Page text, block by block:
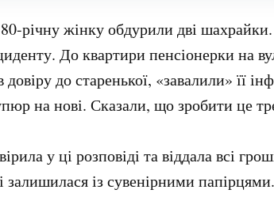
річну жінку обдурили дві шахрайки.
До квартири пенсіонерки на
до старенької, «завалили» її
на нові. Сказали, що зробити це
у ці розповіді та віддала всі
залишилася із сувенірними папірцями.